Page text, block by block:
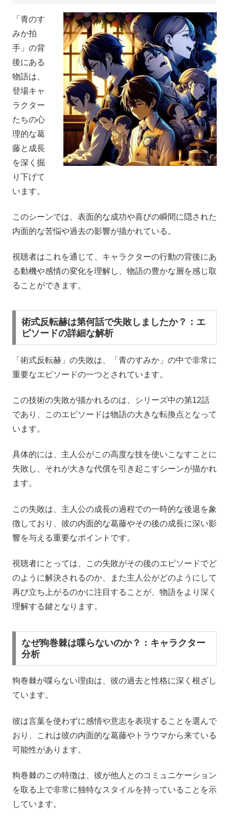
「青のす
みか拍
手」の背
後にある
物語は、
登場キャ
ラクター
たちの心
理的な葛
藤と成長
を深く掘
り下げて
います。
このシーンでは、表面的な成功や喜びの瞬間に隠された
内面的な苦悩や過去の影響が描かれている。
視聴者はこれを通じて、キャラクターの行動の背後にあ
る動機や感情の変化を理解し、物語の豊かな層を感じ取
ることができます。
術式反転赫は第何話で失敗しましたか？：エ
ピソードの詳細な解析
「術式反転赫」の失敗は、「青のすみか」の中で非常に
重要なエピソードの一つとされています。
この技術の失敗が描かれるのは、シリーズ中の第12話
であり、このエピソードは物語の大きな転換点となって
います。
具体的には、主人公がこの高度な技を使いこなすことに
失敗し、それが大きな代償を引き起こすシーンが描かれ
ます。
この失敗は、主人公の成長の過程での一時的な後退を象
徴しており、彼の内面的な葛藤やその後の成長に深い影
響を与える重要なポイントです。
視聴者にとっては、この失敗がその後のエピソードでど
のように解決されるのか、また主人公がどのようにして
再び立ち上がるのかに注目することが、物語をより深く
理解する鍵となります。
なぜ狗巻棘は喋らないのか？：キャラクター
分析
狗巻棘が喋らない理由は、彼の過去と性格に深く根ざし
ています。
彼は言葉を使わずに感情や意志を表現することを選んで
おり、これは彼の内面的な葛藤やトラウマから来ている
可能性があります。
狗巻棘のこの特徴は、彼が他人とのコミュニケーション
を取る上で非常に独特なスタイルを持っていることを示
しています。